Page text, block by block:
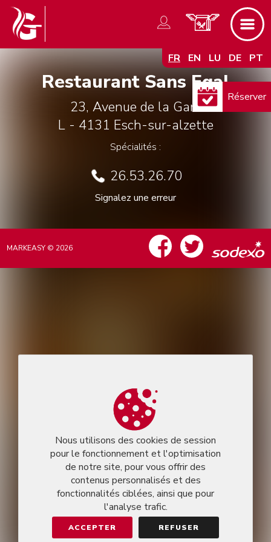
FR EN LU DE PT
Restaurant Sans Egal
23, Avenue de la Gare
L - 4131 Esch-sur-alzette
Spécialités :
26.53.26.70
Signalez une erreur
Réserver
Nous utilisons des cookies de session
pour le fonctionnement et l'optimisation
de notre site, pour vous offrir des
contenus personnalisés et des
fonctionnalités ciblées, ainsi que pour
l'analyse trafic.
ACCEPTER REFUSER
MARKEASY © 2026